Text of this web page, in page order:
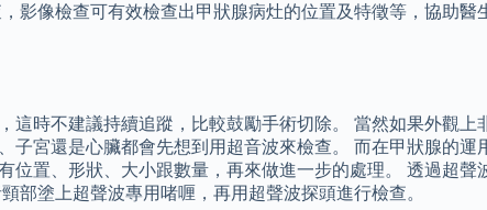
影像檢查可有效檢查出甲狀腺病灶的位置及特徵等，協助
時不建議持續追蹤，比較鼓勵手術切除。 當然如果外觀
宮還是心臟都會先想到用超音波來檢查。 而在甲狀腺的
置、形狀、大小跟數量，再來做進一步的處理。 透過超
部塗上超聲波專用啫喱，再用超聲波探頭進行檢查。